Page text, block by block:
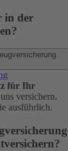
in der
für Ihr
versichern.
ausführlich.